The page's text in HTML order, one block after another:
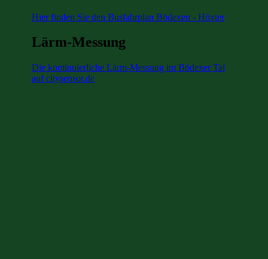
Hier finden Sie den Busfahrplan Bödexen - Höxter
Lärm-Messung
Die kontinuierliche Lärm-Messung im Bödexer Tal
auf citysensor.de